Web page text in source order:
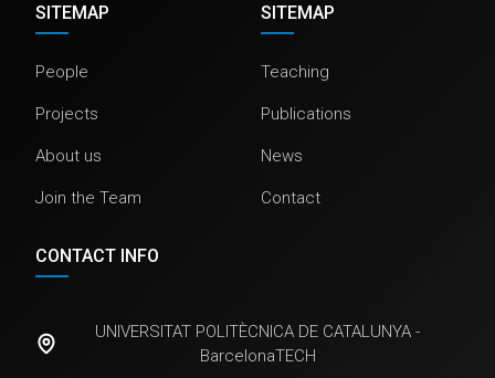
SITEMAP
People
Projects
About us
Join the Team
SITEMAP
Teaching
Publications
News
Contact
CONTACT INFO
UNIVERSITAT POLITÈCNICA DE CATALUNYA -
BarcelonaTECH